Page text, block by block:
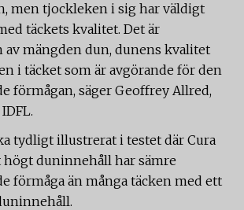
men tjockleken i sig har väldigt
täckets kvalitet. Det är
mängden dun, dunens kvalitet
i täcket som är avgörande för den
förmågan, säger Geoffrey Allred,
tydligt illustrerat i testet där Cura
duninnehåll har sämre
förmåga än många täcken med ett